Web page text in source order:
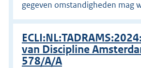
gegeven omstandigheden mag
van Discipline
578/A/A